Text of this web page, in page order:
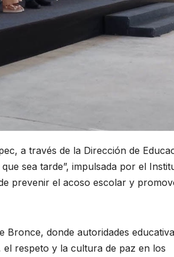
a través de la Dirección de
sea tarde”, impulsada por el
prevenir el acoso escolar y
Bronce, donde autoridades
respeto y la cultura de paz en los